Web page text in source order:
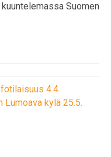
Suomen
4.4.
Lumoava kylä 25.5.